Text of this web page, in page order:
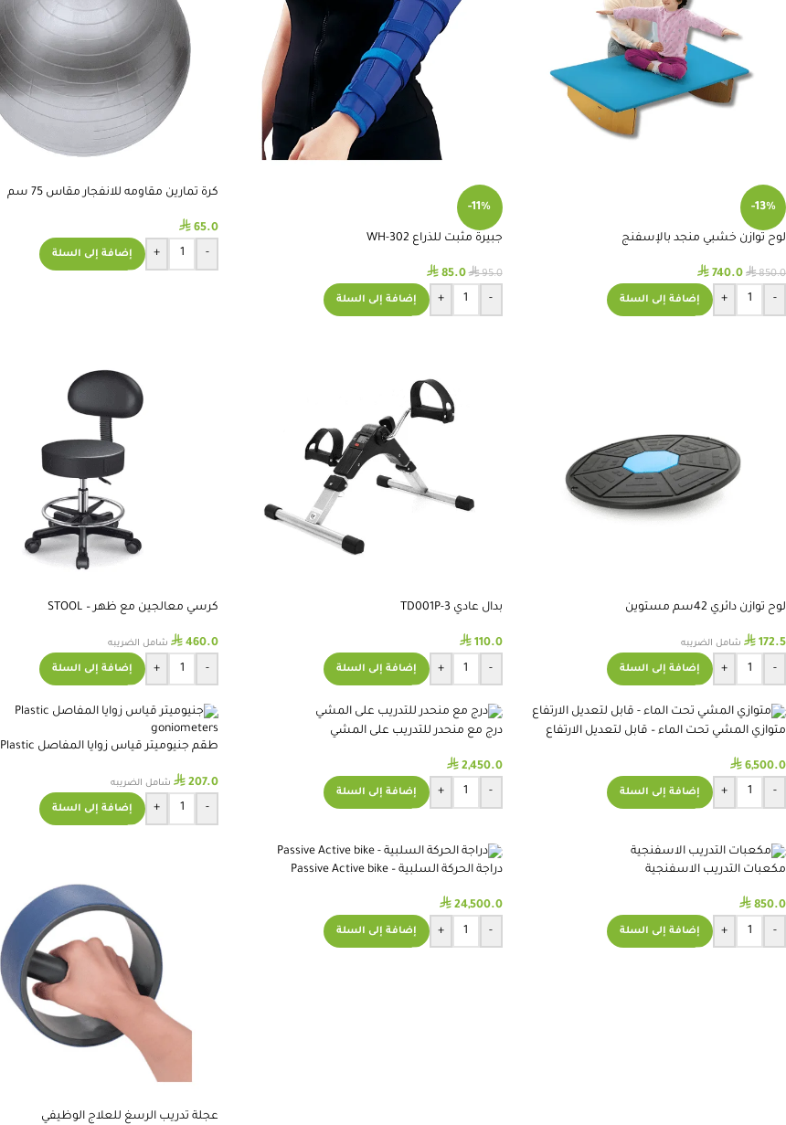
-13%
لوح توازن خشبي منجد بالإسفنج
⃁850.0
⃁ 740.0
-
+ إضافة إلى السلة
-11%
جبيرة مثبت للذراع WH-302
⃁95.0
⃁85.0
-
+ إضافة إلى السلة
كرة تمارين مقاومه للانفجار مقاس 75 سم
⃁ 65.0
-
+ إضافة إلى السلة
لوح توازن دائري 42سم مستوين
⃁ 172.5 شامل الضريبه
-
+ إضافة إلى السلة
بدال عادي TD001P-3
⃁110.0
-
+ إضافة إلى السلة
كرسي معالجين مع ظهر – STOOL
⃁ 460.0 شامل الضريبه
-
+ إضافة إلى السلة
متوازي المشي تحت الماء – قابل لتعديل الارتفاع
⃁ 6,500.0
-
+ إضافة إلى السلة
درج مع منحدر للتدريب على المشي
⃁2,450.0
-
+ إضافة إلى السلة
طقم جنيوميتر قياس زوايا المفاصل Plastic
⃁ 207.0 شامل الضريبه
-
+ إضافة إلى السلة
مكعبات التدريب الاسفنجية
⃁ 850.0
-
+ إضافة إلى السلة
دراجة الحركة السلبية – Passive Active bike
⃁24,500.0
-
+ إضافة إلى السلة
عجلة تدريب الرسغ للعلاج الوظيفي